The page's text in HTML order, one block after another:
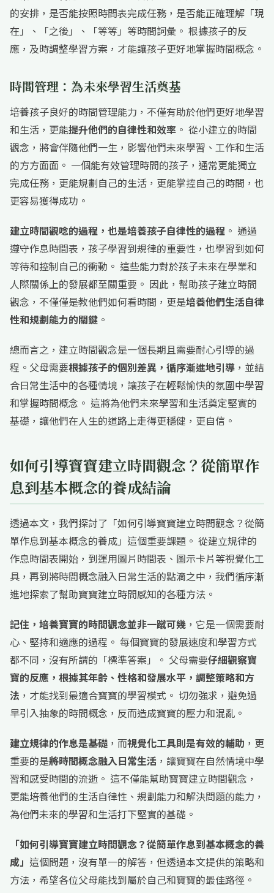
的安排，是否能按照時間表完成任務，是否能正確理解「現
在」、「之後」、「等等」等時間詞彙。 根據孩子的反
應，及時調整學習方案，才能讓孩子更好地掌握時間概念。
時間管理：為未來學習生活奠基
培養孩子良好的時間管理能力，不僅有助於他們更好地學習
和生活，更能提升他們的自律性和效率 。 從小建立的時間
觀念，將會伴隨他們一生，影響他們未來學習、工作和生活
的方方面面。 一個能有效管理時間的孩子，通常更能獨立
完成任務，更能規劃自己的生活，更能掌控自己的時間，也
更容易獲得成功。
建立時間觀唸的過程，也是培養孩子自律性的過程 。 通過
遵守作息時間表，孩子學習到規律的重要性，也學習到如何
等待和控制自己的衝動。 這些能力對於孩子未來在學業和
人際關係上的發展都至關重要。 因此，幫助孩子建立時間
觀念，不僅僅是教他們如何看時間，更是培養他們生活自律
性和規劃能力的關鍵 。
總而言之，建立時間觀念是一個長期且需要耐心引導的過
程。父母需要根據孩子的個別差異，循序漸進地引導 ，並結
合日常生活中的各種情境，讓孩子在輕鬆愉快的氛圍中學習
和掌握時間概念。 這將為他們未來學習和生活奠定堅實的
基礎，讓他們在人生的道路上走得更穩健，更自信。
如何引導寶寶建立時間觀念？從簡單作
息到基本概念的養成結論
透過本文，我們探討了「如何引導寶寶建立時間觀念？從簡
單作息到基本概念的養成」這個重要課題。 從建立規律的
作息時間表開始，到運用圖片時間表、圖示卡片等視覺化工
具，再到將時間概念融入日常生活的點滴之中，我們循序漸
進地探索了幫助寶寶建立時間感知的各種方法。
記住，培養寶寶的時間觀念並非一蹴可幾 ，它是一個需要耐
心、堅持和適應的過程。 每個寶寶的發展速度和學習方式
都不同，沒有所謂的「標準答案」。 父母需要仔細觀察寶
寶的反應，根據其年齡、性格和發展水平，調整策略和方
法 ，才能找到最適合寶寶的學習模式。 切勿強求，避免過
早引入抽象的時間概念，反而造成寶寶的壓力和混亂。
建立規律的作息是基礎 ，而視覺化工具則是有效的輔助 ，更
重要的是將時間概念融入日常生活 ，讓寶寶在自然情境中學
習和感受時間的流逝。 這不僅能幫助寶寶建立時間觀念，
更能培養他們的生活自律性、規劃能力和解決問題的能力，
為他們未來的學習和生活打下堅實的基礎。
「如何引導寶寶建立時間觀念？從簡單作息到基本概念的養
成」 這個問題，沒有單一的解答，但透過本文提供的策略和
方法，希望各位父母能找到屬於自己和寶寶的最佳路徑。